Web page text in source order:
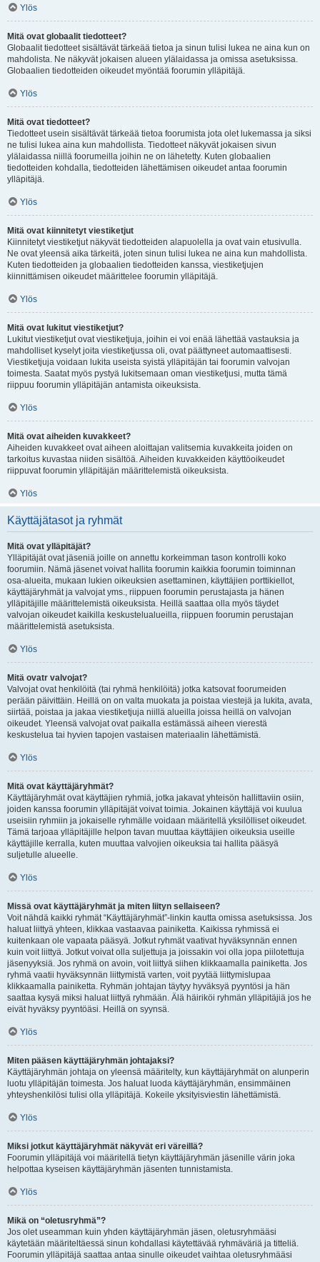
Ylös
Mitä ovat globaalit tiedotteet?
Globaalit tiedotteet sisältävät tärkeää tietoa ja sinun tulisi lukea ne aina kun on
mahdolista. Ne näkyvät jokaisen alueen ylälaidassa ja omissa asetuksissa.
Globaalien tiedotteiden oikeudet myöntää foorumin ylläpitäjä.
Ylös
Mitä ovat tiedotteet?
Tiedotteet usein sisältävät tärkeää tietoa foorumista jota olet lukemassa ja siksi
ne tulisi lukea aina kun mahdollista. Tiedotteet näkyvät jokaisen sivun
ylälaidassa niillä foorumeilla joihin ne on lähetetty. Kuten globaalien
tiedotteiden kohdalla, tiedotteiden lähettämisen oikeudet antaa foorumin
ylläpitäjä.
Ylös
Mitä ovat kiinnitetyt viestiketjut
Kiinnitetyt viestiketjut näkyvät tiedotteiden alapuolella ja ovat vain etusivulla.
Ne ovat yleensä aika tärkeitä, joten sinun tulisi lukea ne aina kun mahdollista.
Kuten tiedotteiden ja globaalien tiedotteiden kanssa, viestiketjujen
kiinnittämisen oikeudet määrittelee foorumin ylläpitäjä.
Ylös
Mitä ovat lukitut viestiketjut?
Lukitut viestiketjut ovat viestiketjuja, joihin ei voi enää lähettää vastauksia ja
mahdolliset kyselyt joita viestiketjussa oli, ovat päättyneet automaattisesti.
Viestiketjuja voidaan lukita useista syistä ylläpitäjän tai foorumin valvojan
toimesta. Saatat myös pystyä lukitsemaan oman viestiketjusi, mutta tämä
riippuu foorumin ylläpitäjän antamista oikeuksista.
Ylös
Mitä ovat aiheiden kuvakkeet?
Aiheiden kuvakkeet ovat aiheen aloittajan valitsemia kuvakkeita joiden on
tarkoitus kuvastaa niiden sisältöä. Aiheiden kuvakkeiden käyttöoikeudet
riippuvat foorumin ylläpitäjän määrittelemistä oikeuksista.
Ylös
Käyttäjätasot ja ryhmät
Mitä ovat ylläpitäjät?
Ylläpitäjät ovat jäseniä joille on annettu korkeimman tason kontrolli koko
foorumiin. Nämä jäsenet voivat hallita foorumin kaikkia foorumin toiminnan
osa-alueita, mukaan lukien oikeuksien asettaminen, käyttäjien porttikiellot,
käyttäjäryhmät ja valvojat yms., riippuen foorumin perustajasta ja hänen
ylläpitäjille määrittelemistä oikeuksista. Heillä saattaa olla myös täydet
valvojan oikeudet kaikilla keskustelualueilla, riippuen foorumin perustajan
määrittelemistä asetuksista.
Ylös
Mitä ovatr valvojat?
Valvojat ovat henkilöitä (tai ryhmä henkilöitä) jotka katsovat foorumeiden
perään päivittäin. Heillä on on valta muokata ja poistaa viestejä ja lukita, avata,
siirtää, poistaa ja jakaa viestiketjuja niillä alueilla joissa heillä on valvojan
oikeudet. Yleensä valvojat ovat paikalla estämässä aiheen vierestä
keskustelua tai hyvien tapojen vastaisen materiaalin lähettämistä.
Ylös
Mitä ovat käyttäjäryhmät?
Käyttäjäryhmät ovat käyttäjien ryhmiä, jotka jakavat yhteisön hallittaviin osiin,
joiden kanssa foorumin ylläpitäjät voivat toimia. Jokainen käyttäjä voi kuulua
useisiin ryhmiin ja jokaiselle ryhmälle voidaan määritellä yksilölliset oikeudet.
Tämä tarjoaa ylläpitäjille helpon tavan muuttaa käyttäjien oikeuksia useille
käyttäjille kerralla, kuten muuttaa valvojien oikeuksia tai hallita pääsyä
suljetulle alueelle.
Ylös
Missä ovat käyttäjäryhmät ja miten liityn sellaiseen?
Voit nähdä kaikki ryhmät “Käyttäjäryhmät”-linkin kautta omissa asetuksissa. Jos
haluat liittyä yhteen, klikkaa vastaavaa painiketta. Kaikissa ryhmissä ei
kuitenkaan ole vapaata pääsyä. Jotkut ryhmät vaativat hyväksynnän ennen
kuin voit liittyä. Jotkut voivat olla suljettuja ja joissakin voi olla jopa piilotettuja
jäsenyyksiä. Jos ryhmä on avoin, voit liittyä siihen klikkaamalla painiketta. Jos
ryhmä vaatii hyväksynnän liittymistä varten, voit pyytää liittymislupaa
klikkaamalla painiketta. Ryhmän johtajan täytyy hyväksyä pyyntösi ja hän
saattaa kysyä miksi haluat liittyä ryhmään. Älä häiriköi ryhmän ylläpitäjiä jos he
eivät hyväksy pyyntöäsi. Heillä on syynsä.
Ylös
Miten pääsen käyttäjäryhmän johtajaksi?
Käyttäjäryhmän johtaja on yleensä määritelty, kun käyttäjäryhmät on alunperin
luotu ylläpitäjän toimesta. Jos haluat luoda käyttäjäryhmän, ensimmäinen
yhteyshenkilösi tulisi olla ylläpitäjä. Kokeile yksityisviestin lähettämistä.
Ylös
Miksi jotkut käyttäjäryhmät näkyvät eri väreillä?
Foorumin ylläpitäjä voi määritellä tietyn käyttäjäryhmän jäsenille värin joka
helpottaa kyseisen käyttäjäryhmän jäsenten tunnistamista.
Ylös
Mikä on “oletusryhmä”?
Jos olet useamman kuin yhden käyttäjäryhmän jäsen, oletusryhmääsi
käytetään määriteltäessä sinun kohdallasi käytettävää ryhmäväriä ja titteliä.
Foorumin ylläpitäjä saattaa antaa sinulle oikeudet vaihtaa oletusryhmääsi